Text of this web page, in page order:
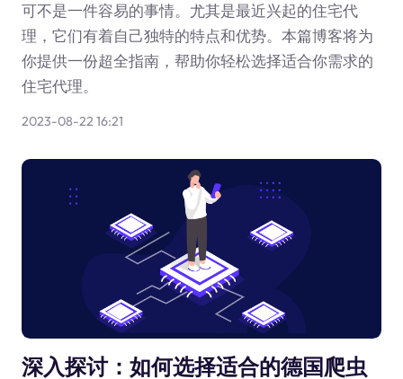
可不是一件容易的事情。尤其是最近兴起的住宅代
理，它们有着自己独特的特点和优势。本篇博客将为
你提供一份超全指南，帮助你轻松选择适合你需求的
住宅代理。
2023-08-22 16:21
深入探讨：如何选择适合的德国爬虫